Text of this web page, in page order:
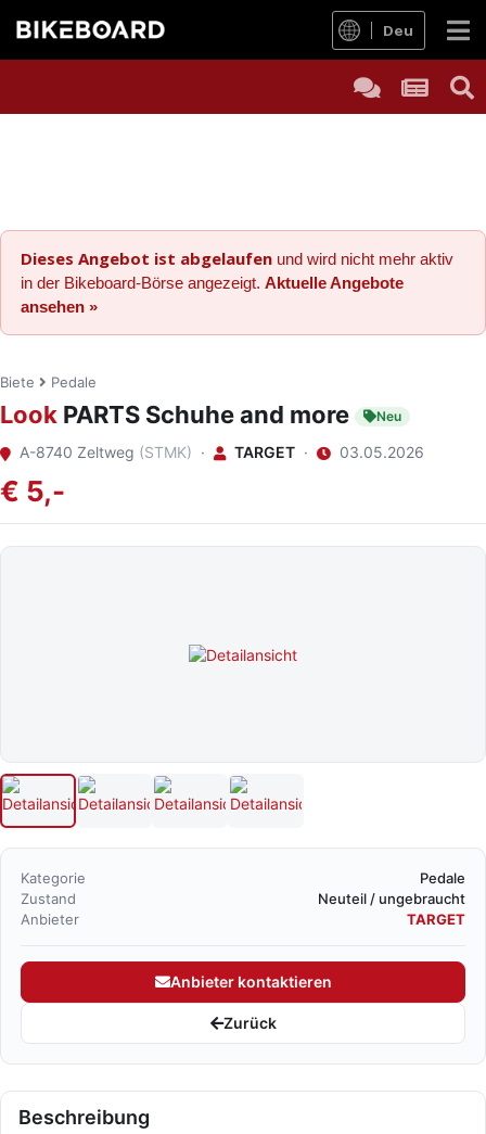
Deu
Dieses Angebot ist abgelaufen und wird nicht mehr aktiv
in der Bikeboard-Börse angezeigt. Aktuelle Angebote
ansehen »
Biete Pedale
Look PARTS Schuhe and more Neu
A-8740 Zeltweg (STMK) · TARGET · 03.05.2026
€ 5,-
Kategorie
Pedale
Zustand
Neuteil / ungebraucht
Anbieter
TARGET
Anbieter kontaktieren
Zurück
Beschreibung